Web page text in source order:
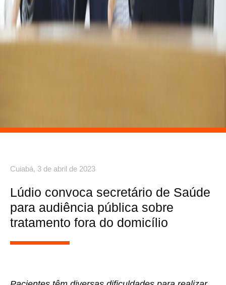
Cuiabá, 3 de abril de 2023
Lúdio convoca secretário de Saúde
para audiência pública sobre
tratamento fora do domicílio